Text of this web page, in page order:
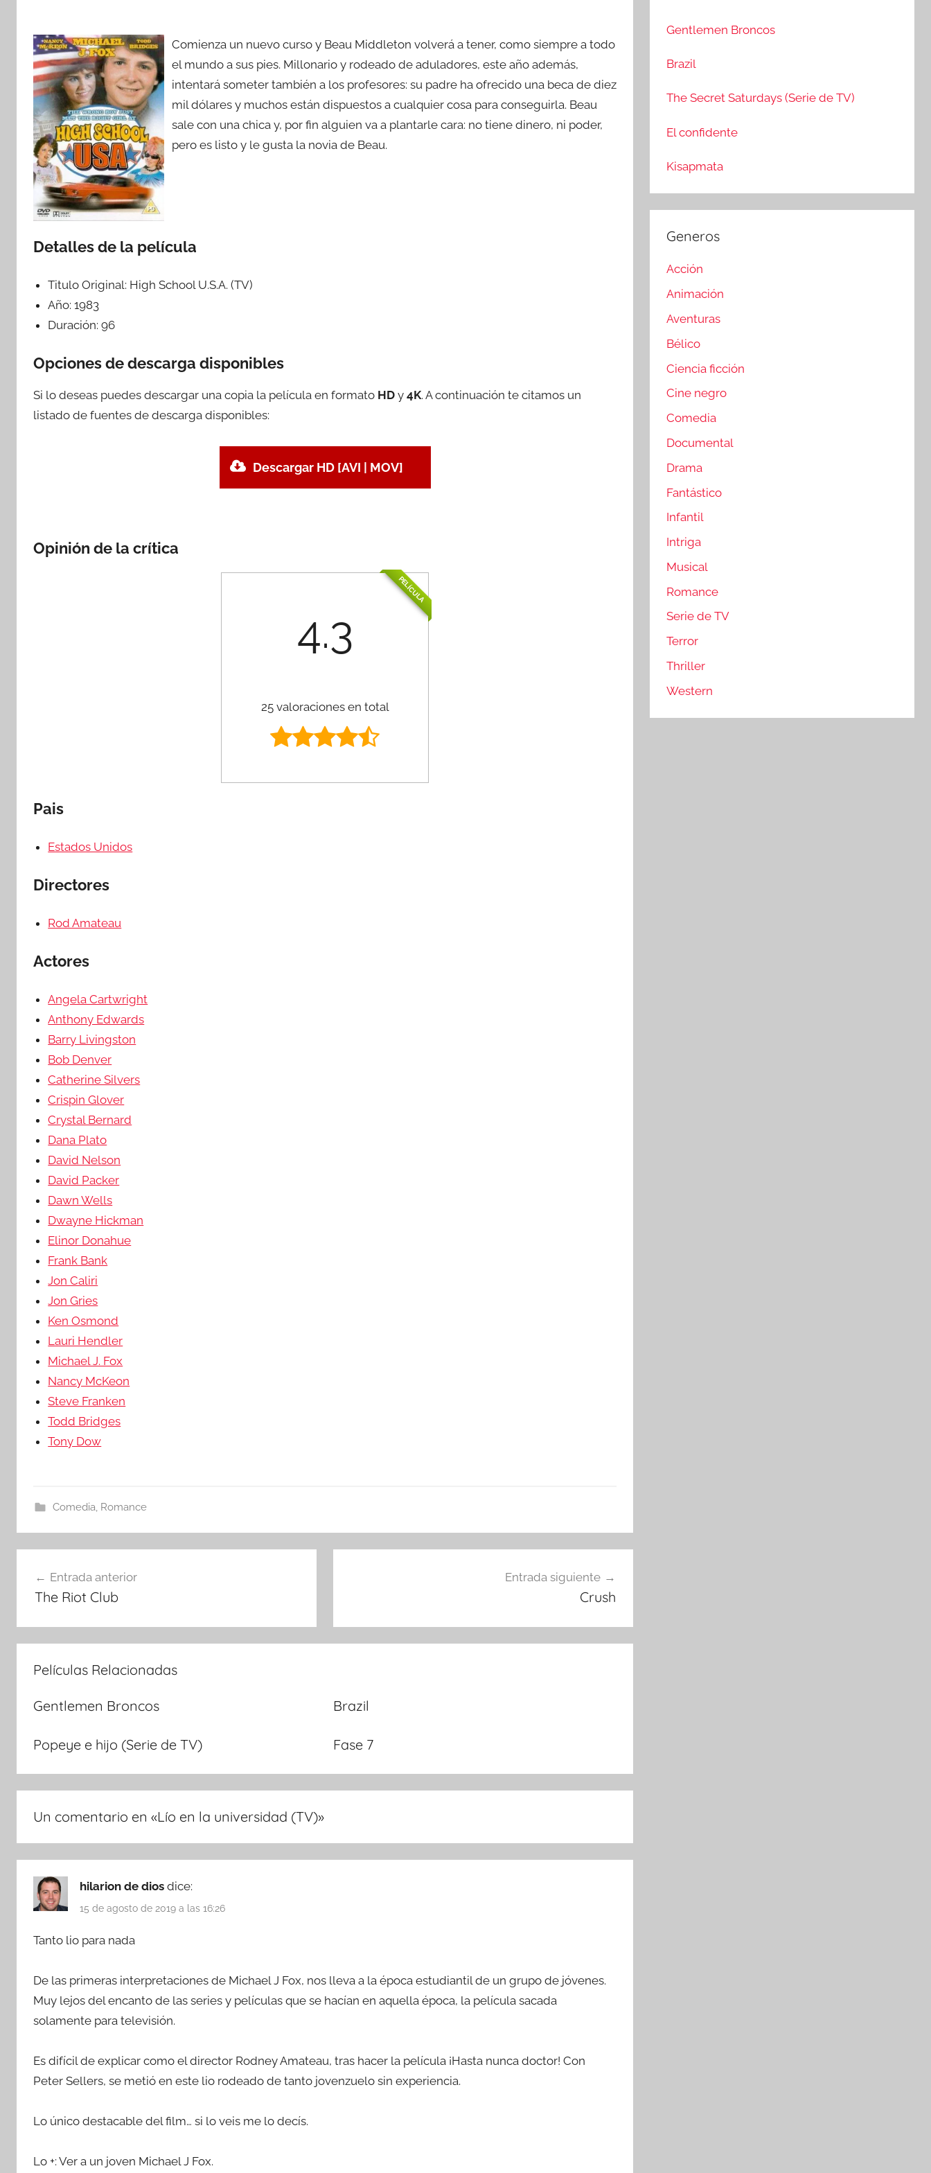
Comienza un nuevo curso y Beau Middleton volverá a tener, como siempre a todo
el mundo a sus pies. Millonario y rodeado de aduladores, este año además,
intentará someter también a los profesores: su padre ha ofrecido una beca de diez
mil dólares y muchos están dispuestos a cualquier cosa para conseguirla. Beau
sale con una chica y, por fin alguien va a plantarle cara: no tiene dinero, ni poder,
pero es listo y le gusta la novia de Beau.
Detalles de la película
Titulo Original: High School U.S.A. (TV)
Año:1983
Duración:96
Opciones de descarga disponibles
Si lo deseas puedes descargar una copia la película en formato HD y 4K. A continuación te citamos un
listado de fuentes de descarga disponibles:
Descargar HD [AVI | MOV]
Opinión de la crítica
PELÍCULA
4.3
25 valoraciones en total
Pais
Estados Unidos
Directores
Rod Amateau
Actores
Angela Cartwright
Anthony Edwards
Barry Livingston
Bob Denver
Catherine Silvers
Crispin Glover
Crystal Bernard
Dana Plato
David Nelson
David Packer
Dawn Wells
Dwayne Hickman
Elinor Donahue
Frank Bank
Jon Caliri
Jon Gries
Ken Osmond
Lauri Hendler
Michael J. Fox
Nancy McKeon
Steve Franken
Todd Bridges
Tony Dow
Comedia, Romance
Navegación
de
entradas
Entrada anterior
The Riot Club
Entrada siguiente
Crush
Películas Relacionadas
Gentlemen Broncos Brazil
Popeye e hijo (Serie de TV) Fase 7
Un comentario en «Lío en la universidad (TV)»
hilarion de dios dice:
15 de agosto de 2019 a las 16:26
Tanto lio para nada
De las primeras interpretaciones de Michael J Fox, nos lleva a la época estudiantil de un grupo de jóvenes.
Muy lejos del encanto de las series y películas que se hacían en aquella época, la película sacada
solamente para televisión.
Es difícil de explicar como el director Rodney Amateau, tras hacer la película ¡Hasta nunca doctor! Con
Peter Sellers, se metió en este lio rodeado de tanto jovenzuelo sin experiencia.
Lo único destacable del film… si lo veis me lo decís.
Lo +: Ver a un joven Michael J Fox.
:Gentlemen Broncos
Brazil
The Secret Saturdays (Serie de TV)
El confidente
Kisapmata
Generos
Acción
Animación
Aventuras
Bélico
Ciencia ficción
Cine negro
Comedia
Documental
Drama
Fantástico
Infantil
Intriga
Musical
Romance
Serie de TV
Terror
Thriller
Western